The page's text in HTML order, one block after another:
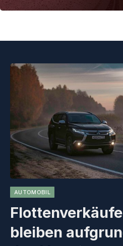
AUTOMOBIL
bleiben